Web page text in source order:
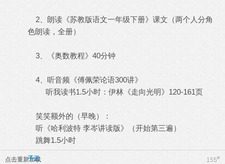
2、朗读《苏教版语文一年级下册》课文（两个人分角
色朗读，全册）
3、《奥数教程》40分钟
4、听音频《傅佩荣论语300讲》
听我读书1.5小时：伊林《走向光明》120-161页
笑笑额外的（早晚）：
听《哈利波特 李岑讲读版》（开始第三遍）
跳舞1.5小时
点击重新加载 155#
子云